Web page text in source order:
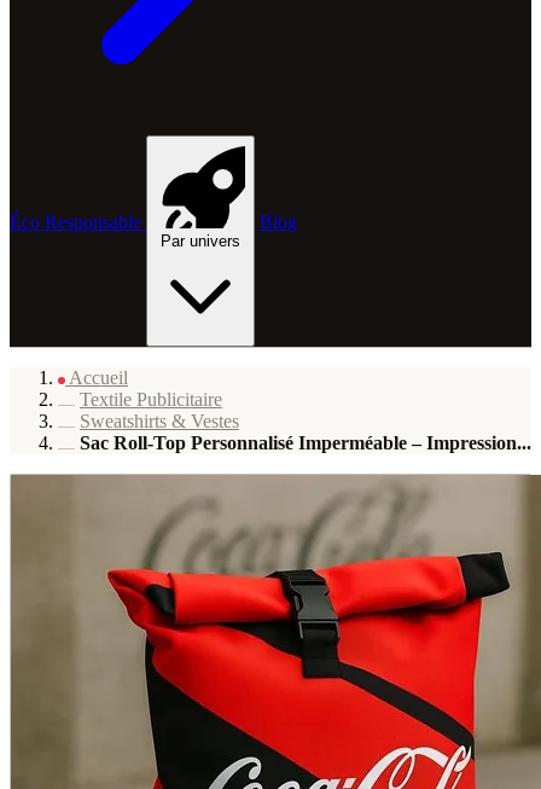
Éco Responsable
Par univers
Blog
Accueil
Textile Publicitaire
Sweatshirts & Vestes
Sac Roll-Top Personnalisé Imperméable – Impression...